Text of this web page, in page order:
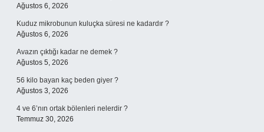
Ağustos 6, 2026
Kuduz mikrobunun kuluçka süresi ne kadardır ?
Ağustos 6, 2026
Avazın çıktığı kadar ne demek ?
Ağustos 5, 2026
56 kilo bayan kaç beden giyer ?
Ağustos 3, 2026
4 ve 6’nın ortak bölenleri nelerdir ?
Temmuz 30, 2026